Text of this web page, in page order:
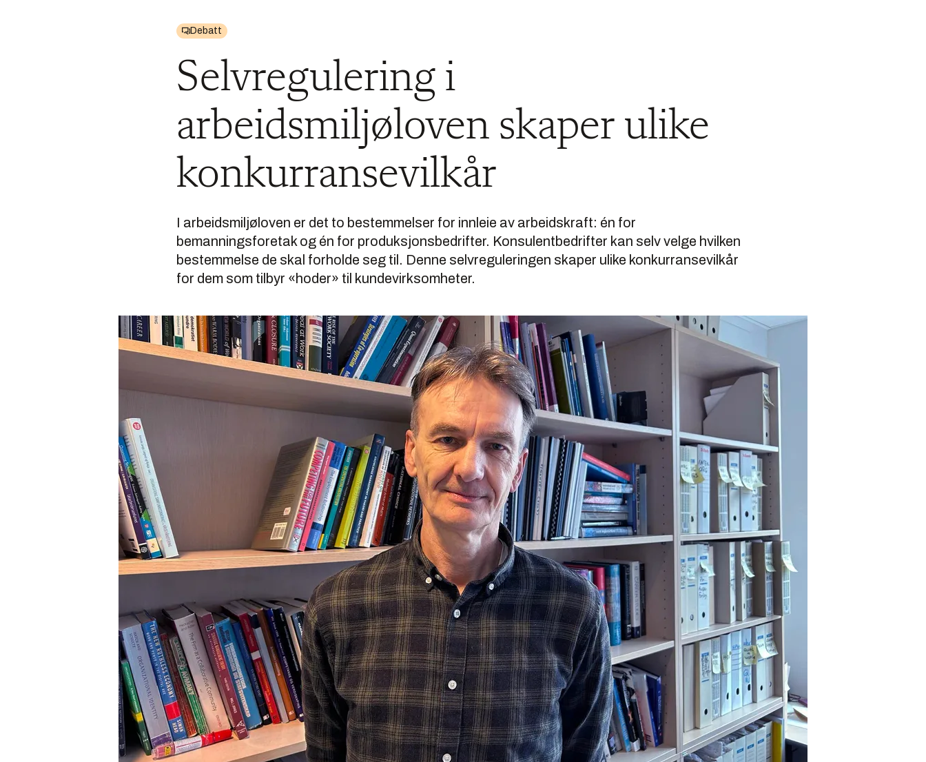
Debatt
Selvregulering i
arbeidsmiljøloven skaper ulike
konkurransevilkår
I arbeidsmiljøloven er det to bestemmelser for innleie av arbeidskraft: én for
bemanningsforetak og én for produksjonsbedrifter. Konsulentbedrifter kan selv velge hvilken
bestemmelse de skal forholde seg til. Denne selvreguleringen skaper ulike konkurransevilkår
for dem som tilbyr «hoder» til kundevirksomheter.